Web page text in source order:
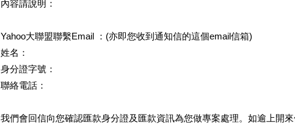
內容請說明：
Yahoo大聯盟聯繫Email ：(亦即您收到通知信的這個email信箱)
姓名：
身分證字號：
聯絡電話：
我們會回信向您確認匯款身分證及匯款資訊為您做專案處理。如逾上開